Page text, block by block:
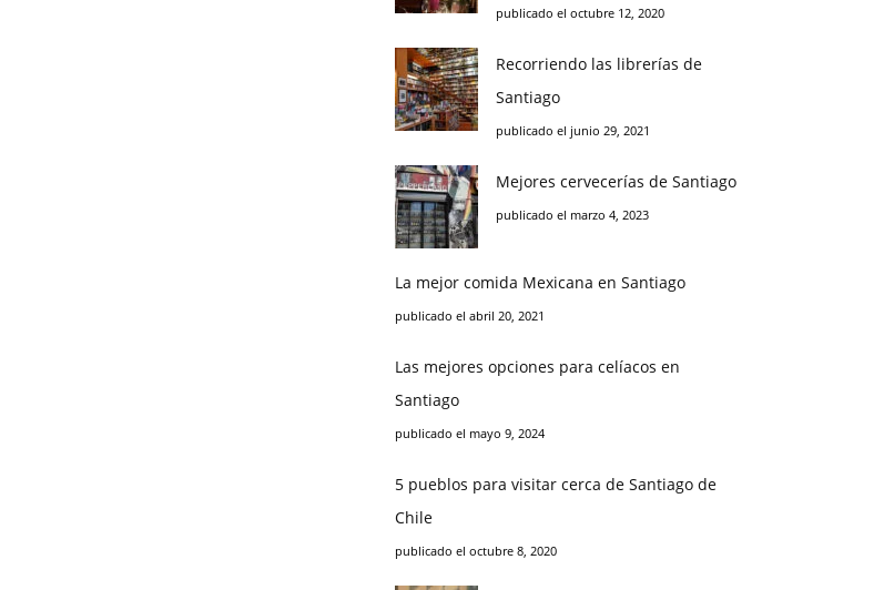
publicado el octubre 12, 2020
Recorriendo las librerías de
Santiago
publicado el junio 29, 2021
Mejores cervecerías de Santiago
publicado el marzo 4, 2023
La mejor comida Mexicana en Santiago
publicado el abril 20, 2021
Las mejores opciones para celíacos en
Santiago
publicado el mayo 9, 2024
5 pueblos para visitar cerca de Santiago de
Chile
publicado el octubre 8, 2020